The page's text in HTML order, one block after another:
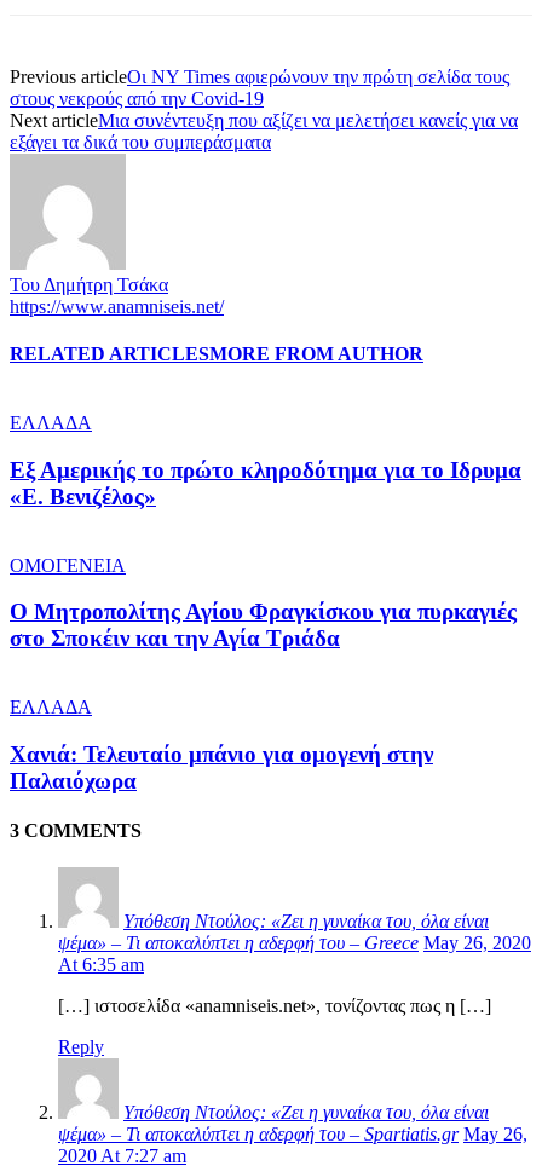
Previous articleΟι NY Times αφιερώνουν την πρώτη σελίδα τους
στους νεκρούς από την Covid-19
Next articleΜια συνέντευξη που αξίζει να μελετήσει κανείς για να
εξάγει τα δικά του συμπεράσματα
Του Δημήτρη Τσάκα
https://www.anamniseis.net/
RELATED ARTICLESMORE FROM AUTHOR
ΕΛΛΑΔΑ
Εξ Αμερικής το πρώτο κληροδότημα για το Ιδρυμα
«Ε. Βενιζέλος»
ΟΜΟΓΕΝΕΙΑ
Ο Μητροπολίτης Αγίου Φραγκίσκου για πυρκαγιές
στο Σποκέιν και την Αγία Τριάδα
ΕΛΛΑΔΑ
Χανιά: Τελευταίο μπάνιο για ομογενή στην
Παλαιόχωρα
3 COMMENTS
Υπόθεση Ντούλος: «Ζει η γυναίκα του, όλα είναι
ψέμα» – Τι αποκαλύπτει η αδερφή του – Greece May 26, 2020
At 6:35 am
[…] ιστοσελίδα «anamniseis.net», τονίζοντας πως η […]
Reply
Υπόθεση Ντούλος: «Ζει η γυναίκα του, όλα είναι
ψέμα» – Τι αποκαλύπτει η αδερφή του – Spartiatis.gr May 26,
2020 At 7:27 am